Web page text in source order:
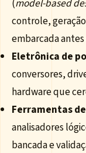
(model-based
controle,
embarcada
Eletrônica de
conversores,
hardware que
Ferramentas
analisadores
bancada e